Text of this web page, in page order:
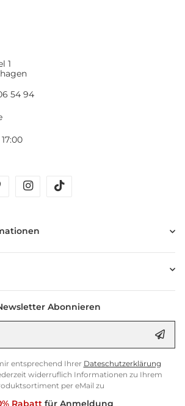
1
54 94
pinterestinstagram
Abonnieren
entsprechend Ihrer Dateschutzerklärung
widerruflich Informationen zu Ihrem
per eMail zu
Rabattfür Anmeldung